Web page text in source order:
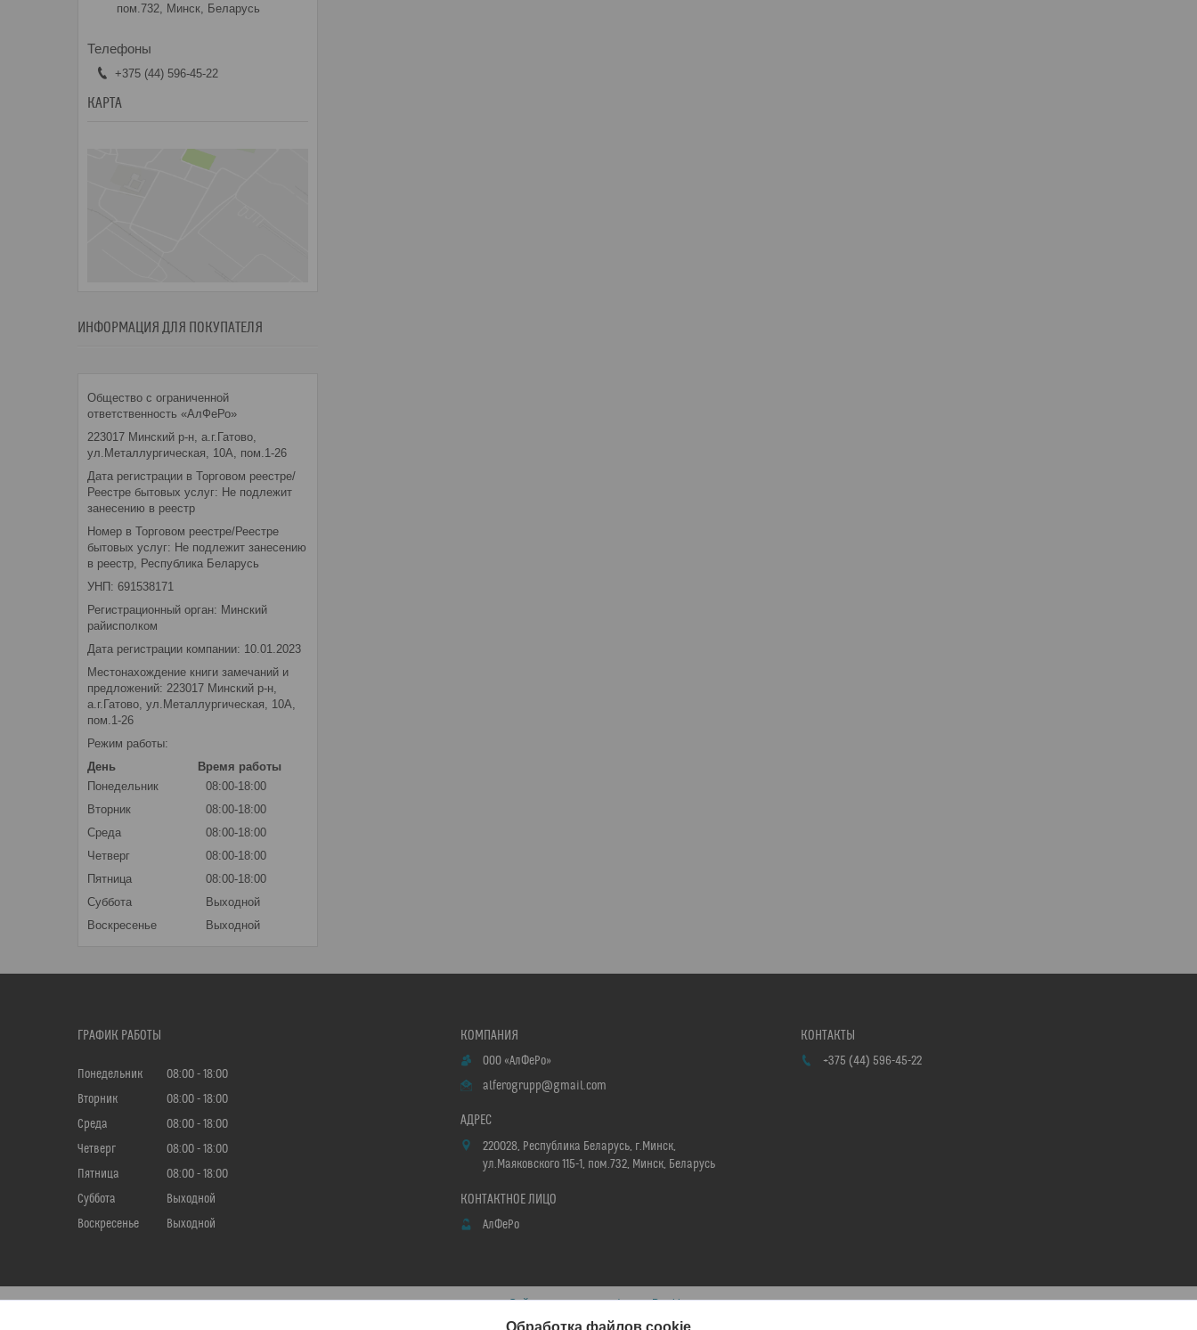
пом.732, Минск, Беларусь
+375 (44) 596-45-22
КАРТА
ИНФОРМАЦИЯ ДЛЯ ПОКУПАТЕЛЯ
Общество с ограниченной
ответственность «АлФеРо»
223017 Минский р-н, а.г.Гатово,
ул.Металлургическая, 10А, пом.1-26
Дата регистрации в Торговом реестре/
Реестре бытовых услуг: Не подлежит
занесению в реестр
Номер в Торговом реестре/Реестре
бытовых услуг: Не подлежит занесению
в реестр, Республика Беларусь
УНП: 691538171
Регистрационный орган: Минский
райисполком
Дата регистрации компании: 10.01.2023
Местонахождение книги замечаний и
предложений: 223017 Минский р-н,
а.г.Гатово, ул.Металлургическая, 10А,
пом.1-26
Режим работы:
День
Время работы
Понедельник
08:00-18:00
Вторник
08:00-18:00
Среда
08:00-18:00
Четверг
08:00-18:00
Пятница
08:00-18:00
Суббота
Выходной
Воскресенье
Выходной
ГРАФИК РАБОТЫ
Понедельник 08:00
18:00
Вторник
08:00
18:00
Среда
08:00
18:00
Четверг
08:00
18:00
Пятница
08:00
18:00
Суббота
Выходной
Воскресенье
Выходной
ООО «АлФеРо»
alferogrupp@gmail.com
220028, Республика Беларусь, г.Минск,
ул.Маяковского 115-1, пом.732, Минск, Беларусь
АлФеРо
+375 (44) 596-45-22
Сайт создан на платформе Deal.by
Политика обработки файлов cookies
Обработка файлов cookie